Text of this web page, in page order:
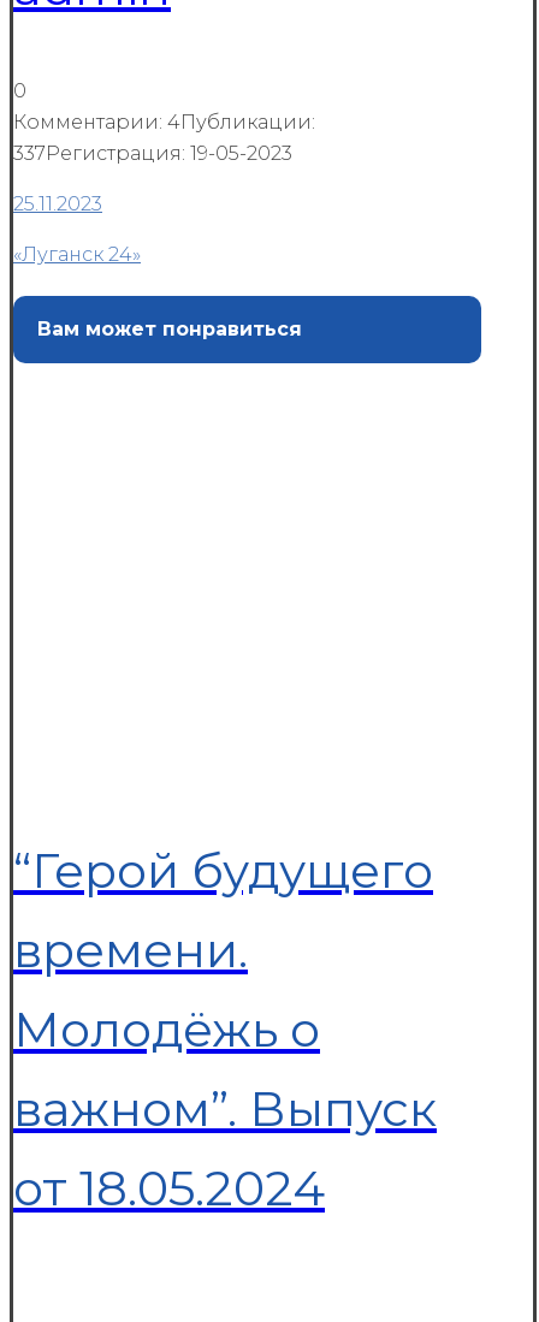
0
Комментарии: 4Публикации:
337Регистрация: 19-05-2023
25.11.2023
«Луганск 24»
Вам может понравиться
“Герой будущего
времени.
Молодёжь о
важном”. Выпуск
от 18.05.2024